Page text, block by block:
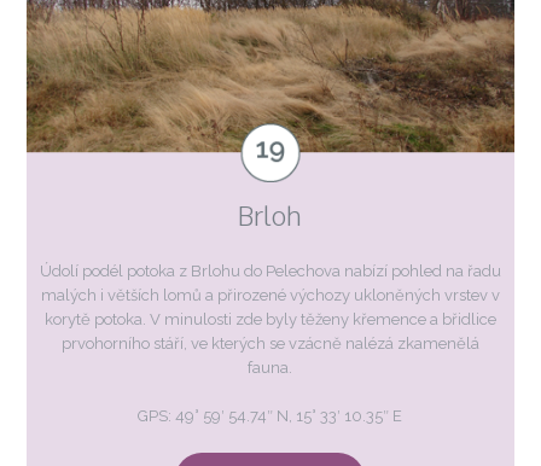
Brloh
Údolí podél potoka z Brlohu do Pelechova nabízí pohled na řadu
malých i větších lomů a přirozené výchozy ukloněných vrstev v
korytě potoka. V minulosti zde byly těženy křemence a břidlice
prvohorního stáří, ve kterých se vzácně nalézá zkamenělá
fauna.
GPS: 49° 59′ 54.74″ N, 15° 33′ 10.35″ E